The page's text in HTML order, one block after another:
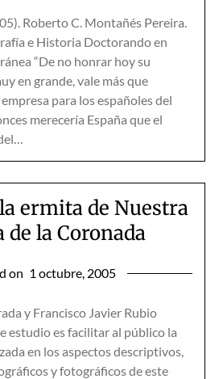
Roberto C. Montañés Pereira.
e Historia Doctorando en
“De no honrar hoy su
en grande, vale más que
para los españoles del
merecería España que el
ermita de Nuestra
de la Coronada
on 1 octubre, 2005
y Francisco Javier Rubio
estudio es facilitar al público la
en los aspectos descriptivos,
y fotográficos de este